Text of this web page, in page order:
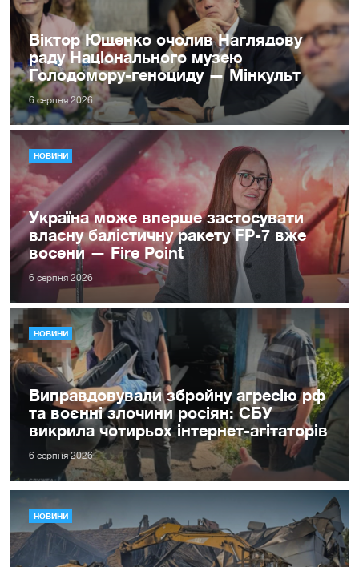
Віктор Ющенко очолив Наглядову
раду Національного музею
Голодомору-геноциду — Мінкульт
6 серпня 2026
НОВИНИ
Україна може вперше застосувати
власну балістичну ракету FP-7 вже
восени — Fire Point
6 серпня 2026
НОВИНИ
Виправдовували збройну агресію рф
та воєнні злочини росіян: СБУ
викрила чотирьох інтернет-агітаторів
6 серпня 2026
НОВИНИ